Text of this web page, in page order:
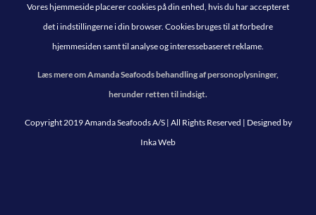
Vores hjemmeside placerer cookies på din enhed, hvis du har accepteret
det i indstillingerne i din browser. Cookies bruges til at forbedre
hjemmesiden samt til analyse og interessebaseret reklame.
Læs mere om Amanda Seafoods behandling af personoplysninger,
herunder retten til indsigt.
Copyright 2019 Amanda Seafoods A/S | All Rights Reserved | Designed by
Inka Web